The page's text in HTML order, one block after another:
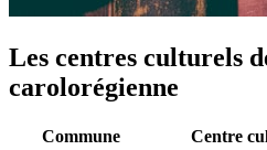
Les centres culturels
carolorégienne
Commune
Centre